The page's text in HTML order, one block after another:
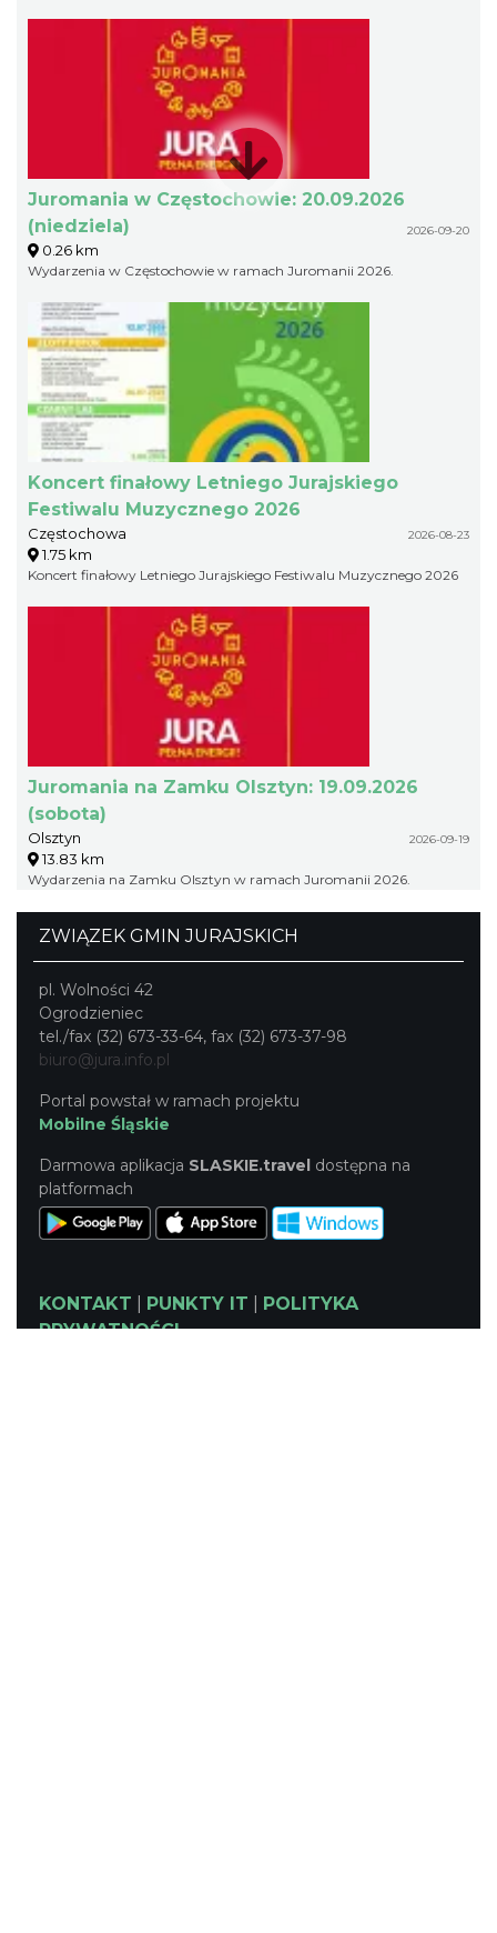
Juromania w Częstochowie: 20.09.2026
(niedziela)
2026-09-20
0.26 km
Wydarzenia w Częstochowie w ramach Juromanii 2026.
Koncert finałowy Letniego Jurajskiego
Festiwalu Muzycznego 2026
Częstochowa 2026-08-23
1.75 km
Koncert finałowy Letniego Jurajskiego Festiwalu Muzycznego 2026
Juromania na Zamku Olsztyn: 19.09.2026
(sobota)
Olsztyn 2026-09-19
13.83 km
Wydarzenia na Zamku Olsztyn w ramach Juromanii 2026.
ZWIĄZEK GMIN JURAJSKICH
pl. Wolności 42
Ogrodzieniec
tel./fax (32) 673-33-64, fax (32) 673-37-98
biuro@jura.info.pl
Portal powstał w ramach projektu
Mobilne Śląskie
Darmowa aplikacja SLASKIE.travel dostępna na
platformach
KONTAKT PUNKTY IT
POLITYKA
PRYWATNOŚCI